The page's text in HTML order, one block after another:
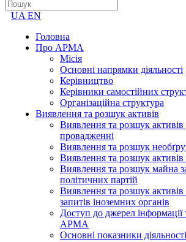
UA EN
Головна
Про АРМА
Місія
Основні напрямки діяльності
Керівництво
Керівники самостійних
Організаційна структура
Виявлення та розшук активів
Виявлення та розшук
провадженні
Виявлення та розшук
Виявлення та розшук активів
Виявлення та розшук майна
політичних партій
Виявлення та розшук
запитів іноземних органів
Доступ до джерел інформації
АРМА
Основні показники діяльності